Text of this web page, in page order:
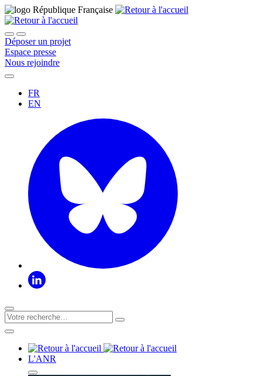
Déposer un projet
Espace presse
Nous rejoindre
FR
EN
L'ANR